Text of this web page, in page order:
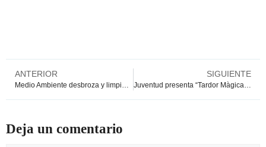
ANTERIOR
Medio Ambiente desbroza y limpia los barrancos y cauces de Crevillent
SIGUIENTE
Juventud presenta “Tardor Màgica” un festival con magia, música y manualidades
Deja un comentario